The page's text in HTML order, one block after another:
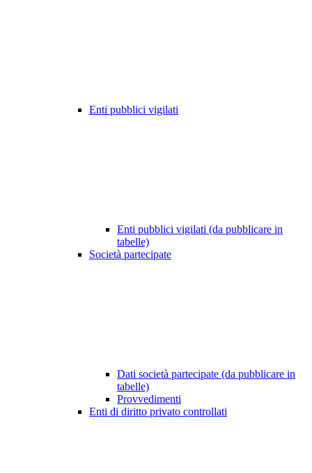
Enti pubblici vigilati
Enti pubblici vigilati (da pubblicare in
tabelle)
Società partecipate
Dati società partecipate (da pubblicare in
tabelle)
Provvedimenti
Enti di diritto privato controllati